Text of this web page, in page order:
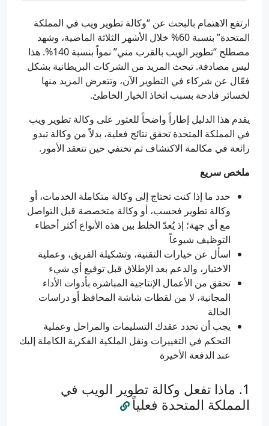
ارتفع الاهتمام بالبحث عن “وكالة تطوير ويب في المملكة
المتحدة” بنسبة 60% خلال الأشهر الثلاثة الماضية، وشهد
مصطلح “تطوير الويب بالقرب مني” نمواً بنسبة 140%. هذا
ليس مصادفة. تبحث المزيد من الشركات البريطانية بشكل
فعّال عن شركاء في التطوير الآن، وتتعرض المزيد منها
لخسائر فادحة بسبب اتخاذ الخيار الخاطئ.
يقدم هذا الدليل إطاراً واضحاً للعثور على وكالة تطوير ويب
في المملكة المتحدة تحقق نتائج فعلية، بدلاً من وكالة تبدو
رائعة في مكالمة الاكتشاف ثم تختفي حين تتعقد الأمور.
ملخص سريع
حدد ما إذا كنت تحتاج إلى وكالة متكاملة الخدمات، أو
وكالة تطوير فحسب، أو وكالة متخصصة قبل التواصل
مع أي جهة؛ إذ يُعدّ الخلط بين هذه الأنواع أكثر أخطاء
التوظيف شيوعاً
اسأل عن خيارات التقنية، وتشكيلة الفريق، وعملية
الاختبار، والدعم بعد الإطلاق قبل توقيع أي شيء
تحقق من الأعمال الإنتاجية المباشرة بأدوات الأداء
المجانية، لا من لقطات شاشة المحافظ أو دراسات
الحالة
يجب أن تحدد عقدك التسليمات والمراحل وعملية
التحكم في التغييرات ونقل الملكية الفكرية الكاملة إليك
عند الدفعة الأخيرة
ماذا تفعل وكالة تطوير الويب في
المملكة المتحدة فعلياً